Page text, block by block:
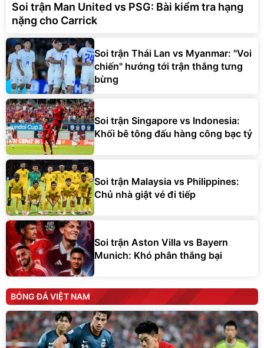
Soi trận Man United vs PSG: Bài kiểm tra hạng
nặng cho Carrick
Soi trận Thái Lan vs Myanmar: "Voi
chiến" hướng tới trận thắng tưng
bừng
Soi trận Singapore vs Indonesia:
Khối bê tông đấu hàng công bạc tỷ
Soi trận Malaysia vs Philippines:
Chủ nhà giật vé đi tiếp
Soi trận Aston Villa vs Bayern
Munich: Khó phân thắng bại
BÓNG ĐÁ VIỆT NAM